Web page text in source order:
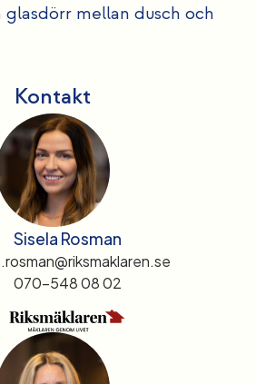
glasdörr mellan dusch och
Kontakt
Sisela Rosman
070-548 08 02